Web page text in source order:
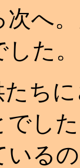
へ
た。
ち
でし
いる